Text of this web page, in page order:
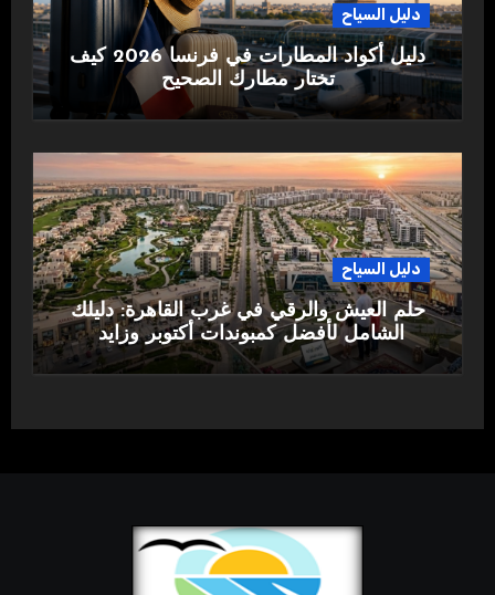
دليل السياح
دليل أكواد المطارات في فرنسا 2026 كيف
تختار مطارك الصحيح
دليل السياح
حلم العيش والرقي في غرب القاهرة: دليلك
الشامل لأفضل كمبوندات أكتوبر وزايد